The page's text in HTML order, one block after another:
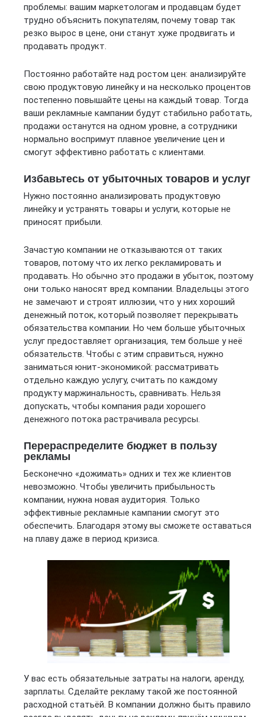
проблемы: вашим маркетологам и продавцам будет
трудно объяснить покупателям, почему товар так
резко вырос в цене, они станут хуже продвигать и
продавать продукт.
Постоянно работайте над ростом цен: анализируйте
свою продуктовую линейку и на несколько процентов
постепенно повышайте цены на каждый товар. Тогда
ваши рекламные кампании будут стабильно работать,
продажи останутся на одном уровне, а сотрудники
нормально воспримут плавное увеличение цен и
смогут эффективно работать с клиентами.
Избавьтесь от убыточных товаров и услуг
Нужно постоянно анализировать продуктовую
линейку и устранять товары и услуги, которые не
приносят прибыли.
Зачастую компании не отказываются от таких
товаров, потому что их легко рекламировать и
продавать. Но обычно это продажи в убыток, поэтому
они только наносят вред компании. Владельцы этого
не замечают и строят иллюзии, что у них хороший
денежный поток, который позволяет перекрывать
обязательства компании. Но чем больше убыточных
услуг предоставляет организация, тем больше у неё
обязательств. Чтобы с этим справиться, нужно
заниматься юнит-экономикой: рассматривать
отдельно каждую услугу, считать по каждому
продукту маржинальность, сравнивать. Нельзя
допускать, чтобы компания ради хорошего
денежного потока растрачивала ресурсы.
Перераспределите бюджет в пользу
рекламы
Бесконечно «дожимать» одних и тех же клиентов
невозможно. Чтобы увеличить прибыльность
компании, нужна новая аудитория. Только
эффективные рекламные кампании смогут это
обеспечить. Благодаря этому вы сможете оставаться
на плаву даже в период кризиса.
У вас есть обязательные затраты на налоги, аренду,
зарплаты. Сделайте рекламу такой же постоянной
расходной статьёй. В компании должно быть правило